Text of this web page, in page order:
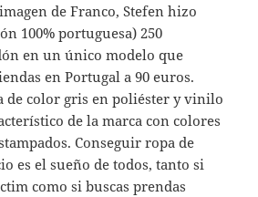
de Franco, Stefen hizo
100% portuguesa) 250
en un único modelo que
en Portugal a 90 euros.
de color gris en poliéster y vinilo
de la marca con colores
Conseguir ropa de
es el sueño de todos, tanto si
como si buscas prendas